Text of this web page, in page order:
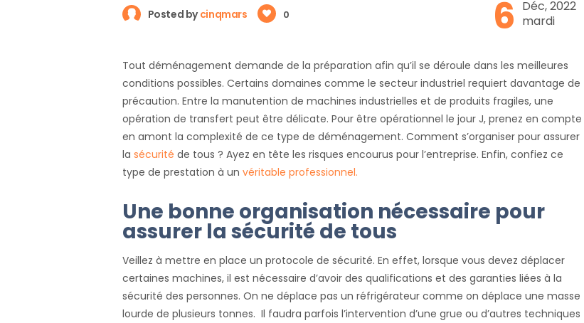
6 Déc, 2022
mardi
Posted bycinqmars 0
Tout déménagement demande de la préparation afin qu’il se déroule dans les meilleures
conditions possibles. Certains domaines comme le secteur industriel requiert davantage de
précaution. Entre la manutention de machines industrielles et de produits fragiles, une
opération de transfert peut être délicate. Pour être opérationnel le jour J, prenez en compte
en amont la complexité de ce type de déménagement. Comment s’organiser pour assurer
la sécurité de tous ? Ayez en tête les risques encourus pour l’entreprise. Enfin, confiez ce
type de prestation à un véritable professionnel.
Une bonne organisation nécessaire pour
assurer la sécurité de tous
Veillez à mettre en place un protocole de sécurité. En effet, lorsque vous devez déplacer
certaines machines, il est nécessaire d’avoir des qualifications et des garanties liées à la
sécurité des personnes. On ne déplace pas un réfrigérateur comme on déplace une masse
lourde de plusieurs tonnes. Il faudra parfois l’intervention d’une grue ou d’autres techniques